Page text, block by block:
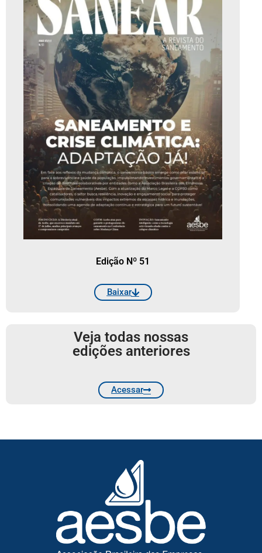
Edição Nº 51
Baixar
Veja todas nossas
edições anteriores
Acessar